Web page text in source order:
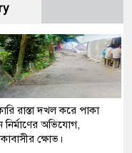
রাস্তা দখল করে পাকা
অভিযোগ,
ক্ষোভ।